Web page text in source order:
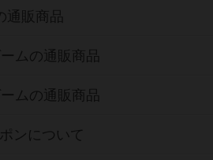
通販商品
ムの通販商品
ムの通販商品
ンについて